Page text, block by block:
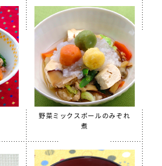
野菜ミックスボールのみぞれ
煮